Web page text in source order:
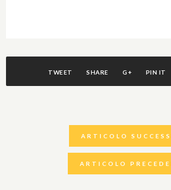
TWEET SHARE G+ PIN IT
ARTICOLO
ARTICOLO